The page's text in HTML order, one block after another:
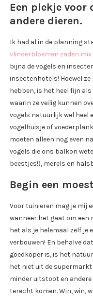
Een plekje voor
andere dieren.
Ik had al in de planning
vlinderbloemen zaden mix
bijna de vogels en
insectenhotels! Hoewel
hebben, is het heel fijn
waarin ze veilig kunnen
vogels natuurlijk wel heel
vogelhuisje of
moeten alleen nog even
vogels die ons balkon
beestjes!), merels en
Begin een
Voor tuinieren mag je mij
wanneer het gaat om een
het als je helemaal zelf je
verbouwen! En behalve
goedkoper is, is het
het niet uit de supermarkt
minder uitstoot en
terecht komen. Win, win,